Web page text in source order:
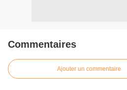
Commentaires
Ajouter un commentaire